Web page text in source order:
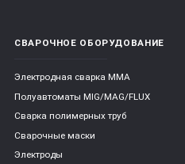
СВАРОЧНОЕ ОБОРУДОВАНИЕ
Электродная сварка ММА
Полуавтоматы MIG/MAG/FLUX
Сварка полимерных труб
Сварочные маски
Электроды